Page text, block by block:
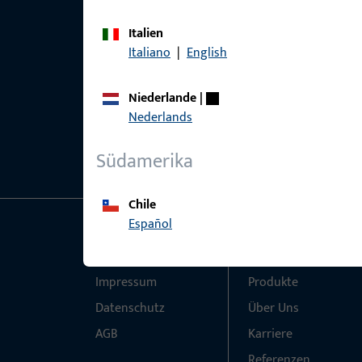
Italien
Italiano | English
Niederlande|
Nederlands
Südamerika
Chile
Español
Impressum
Datenschutz
AGB
Produkte
Über Uns
Karriere